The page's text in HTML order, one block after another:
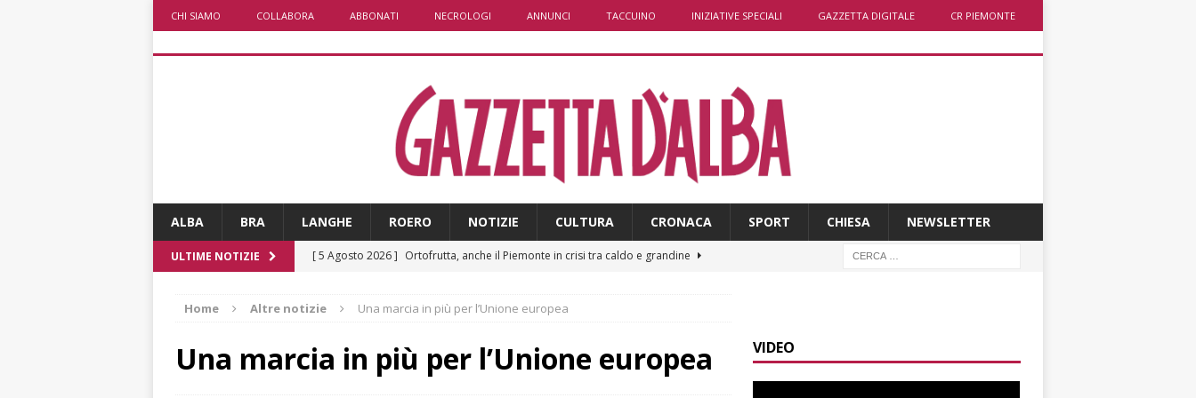
CHI SIAMO COLLABORA ABBONATI NECROLOGI ANNUNCI TACCUINO INIZIATIVE SPECIALI GAZZETTA DIGITALE CR PIEMONTE
ALBA BRA LANGHE ROERO NOTIZIE CULTURA CRONACA SPORT CHIESA NEWSLETTER
ULTIME NOTIZIE [ 5 Agosto 2026 ] Ortofrutta, anche il Piemonte in crisi tra caldo e grandine
[ 5 Agosto 2026 ] Aib Piemonte in Calabria: prosegue la missione contro gli
incendi
ALTRE NOTIZIE
[ 5 Agosto 2026 ]
Sulla provinciale 661 tra Sanfrè e Bra nuova segnaletica per
Home Altre notizie Una marcia in più per l’Unione europea
Una marcia in più per l’Unione europea VIDEO